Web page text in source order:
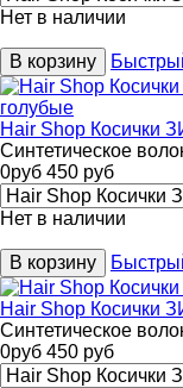
Нет в наличии
В корзину
Hair Shop Косички
Синтетическое
0руб 450 руб
Нет в наличии
В корзину
Hair Shop Косички
Синтетическое
0руб 450 руб